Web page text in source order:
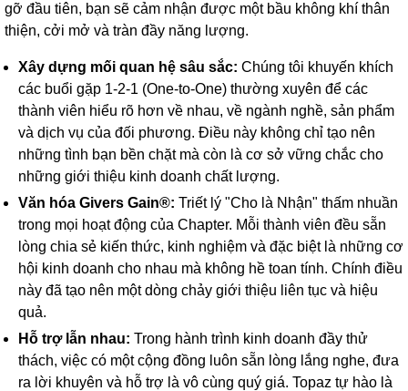
gỡ đầu tiên, bạn sẽ cảm nhận được một bầu không khí thân
thiện, cởi mở và tràn đầy năng lượng.
Xây dựng mối quan hệ sâu sắc: Chúng tôi khuyến khích
các buổi gặp 1-2-1 (One-to-One) thường xuyên để các
thành viên hiểu rõ hơn về nhau, về ngành nghề, sản phẩm
và dịch vụ của đối phương. Điều này không chỉ tạo nên
những tình bạn bền chặt mà còn là cơ sở vững chắc cho
những giới thiệu kinh doanh chất lượng.
Văn hóa Givers Gain®: Triết lý "Cho là Nhận" thấm nhuần
trong mọi hoạt động của Chapter. Mỗi thành viên đều sẵn
lòng chia sẻ kiến thức, kinh nghiệm và đặc biệt là những cơ
hội kinh doanh cho nhau mà không hề toan tính. Chính điều
này đã tạo nên một dòng chảy giới thiệu liên tục và hiệu
quả.
Hỗ trợ lẫn nhau: Trong hành trình kinh doanh đầy thử
thách, việc có một cộng đồng luôn sẵn lòng lắng nghe, đưa
ra lời khuyên và hỗ trợ là vô cùng quý giá. Topaz tự hào là